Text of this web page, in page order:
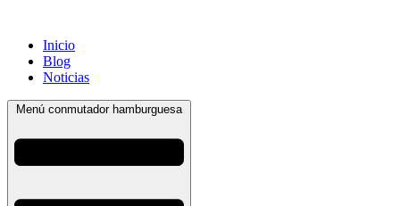
Inicio
Blog
Noticias
Menú conmutador hamburguesa